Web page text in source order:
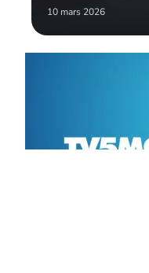
10 mars 2026